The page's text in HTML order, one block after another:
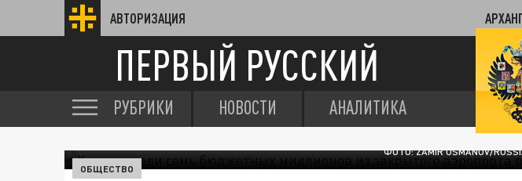
АВТОРИЗАЦИЯ
ПЕРВЫЙ РУССКИЙ
РУБРИКИ НОВОСТИ АНАЛИТИКА
ФОТО: ZAMIR USMANOV/
ОБЩЕСТВО